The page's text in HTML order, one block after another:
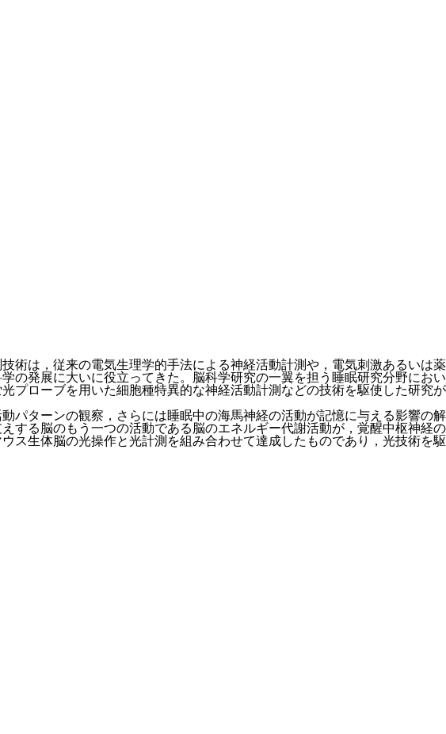
術は，従来の電気生理学的手法による神経活動計測や，電気刺激あるいは薬
の発展に大いに役立ってきた。脳科学研究の一翼を担う睡眠研究分野におい
プローブを用いた細胞種特異的な神経活動計測などの技術を駆使した研究が
パターンの観察，さらには睡眠中の海馬神経の活動が記憶に与える影響の解
する脳のもう一つの活動である脳のエネルギー代謝活動が，覚醒中枢神経の
ス生体脳の光操作と光計測を組み合わせて達成したものであり，光技術を駆